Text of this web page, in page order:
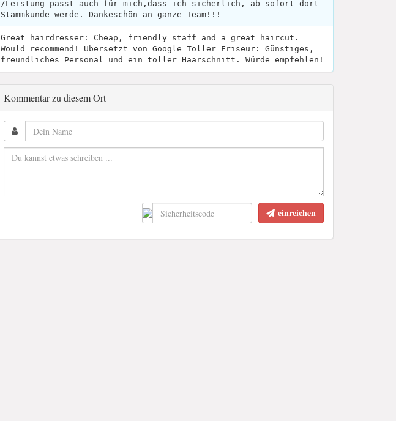
/Leistung passt auch für mich,dass ich sicherlich, ab sofort dort
Stammkunde werde. Dankeschön an ganze Team!!!
Great hairdresser: Cheap, friendly staff and a great haircut.
Would recommend! Übersetzt von Google Toller Friseur: Günstiges,
freundliches Personal und ein toller Haarschnitt. Würde empfehlen!
Kommentar zu diesem Ort
einreichen